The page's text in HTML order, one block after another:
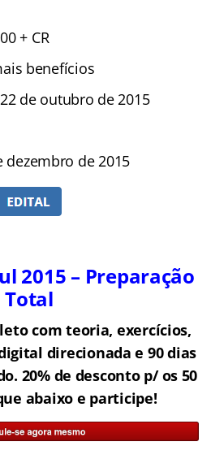
+ CR
benefícios
de outubro de 2015
dezembro de 2015
2015 – Preparação
Total
com teoria, exercícios,
direcionada e 90 dias
20% de desconto p/ os 50
abaixo e participe!